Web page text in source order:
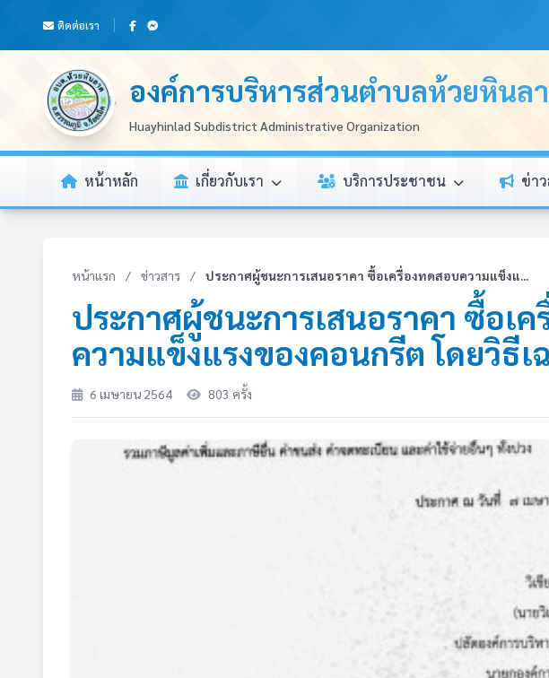
ติดต่อเรา
องค์การบริหารส่วนตำบลห้วยหินล
Huayhinlad Subdistrict Administrative Organization
หน้าหลัก เกี่ยวกับเรา บริการประชาชน ข่า
หน้าแรก / ข่าวสาร / ประกาศผู้ชนะการเสนอราคา ซื้อเครื่องทดสอบความแข็งแ...
ประกาศผู้ชนะการเสนอราคา ซื้อเ
ความแข็งแรงของคอนกรีต โดยวิธีเ
6 เมษายน 2564 803 ครั้ง